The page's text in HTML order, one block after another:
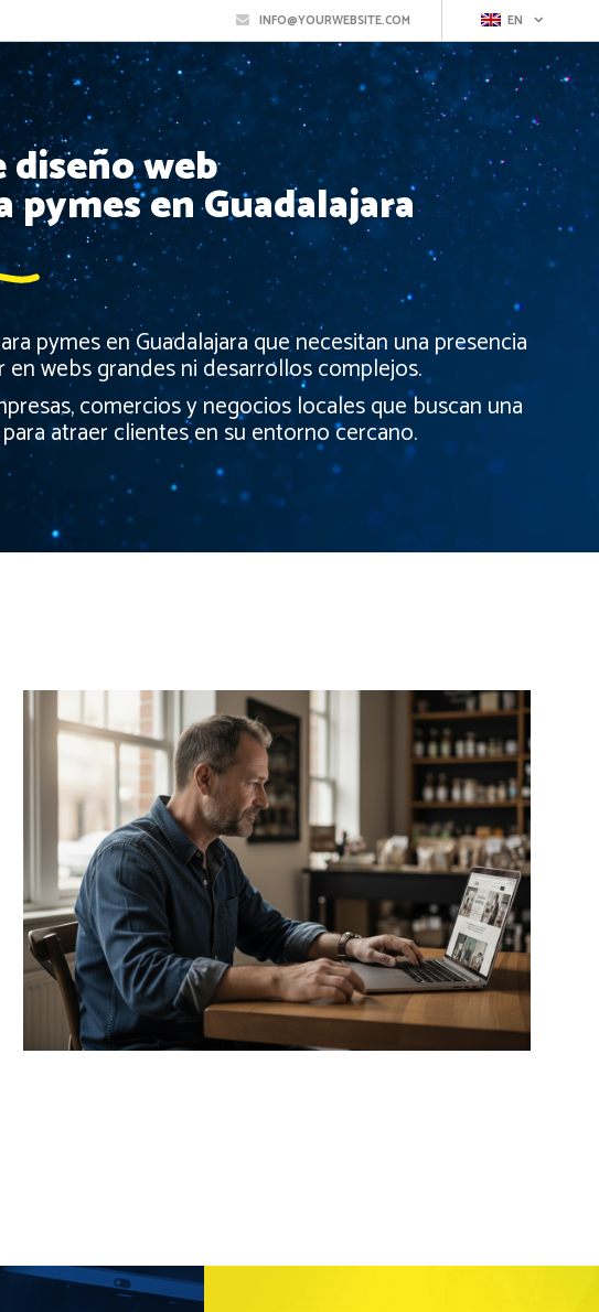
INFO@YOURWEBSITE.COM EN
diseño web
en Guadalajara
pymes en Guadalajara que necesitan una presencia
webs grandes ni desarrollos complejos.
comercios y negocios locales que buscan una
atraer clientes en su entorno cercano.